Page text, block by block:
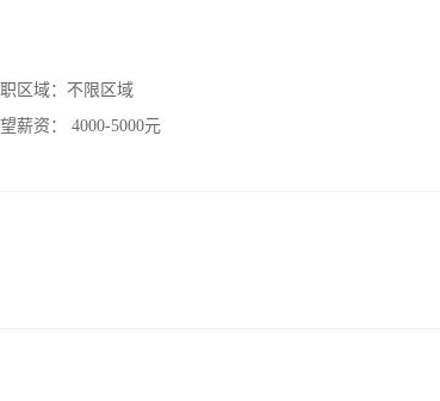
区域： 不限区域
薪资：
4000-5000元